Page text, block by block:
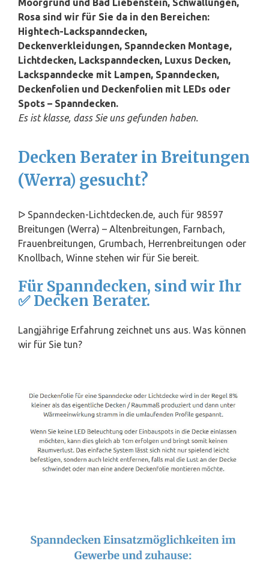
Moorgrund und Bad Liebenstein, Schwallungen,
Rosa sind wir für Sie da in den Bereichen:
Hightech-Lackspanndecken,
Deckenverkleidungen, Spanndecken Montage,
Lichtdecken, Lackspanndecken, Luxus Decken,
Lackspanndecke mit Lampen, Spanndecken,
Deckenfolien und Deckenfolien mit LEDs oder
Spots – Spanndecken.
Es ist klasse, dass Sie uns gefunden haben.
Decken Berater in Breitungen
(Werra) gesucht?
ᐅ Spanndecken-Lichtdecken.de, auch für 98597
Breitungen (Werra) – Altenbreitungen, Farnbach,
Frauenbreitungen, Grumbach, Herrenbreitungen oder
Knollbach, Winne stehen wir für Sie bereit.
Für Spanndecken, sind wir Ihr
✅ Decken Berater.
Langjährige Erfahrung zeichnet uns aus. Was können
wir für Sie tun?